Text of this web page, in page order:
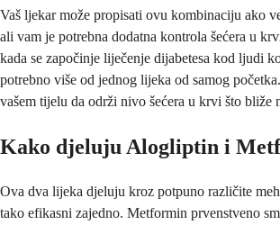
Vaš ljekar može propisati ovu kombinaciju ako
ali vam je potrebna dodatna kontrola šećera u
kada se započinje liječenje dijabetesa kod ljudi
potrebno više od jednog lijeka od samog
vašem tijelu da održi nivo šećera u krvi što bliže
Kako djeluju Alogliptin i
Ova dva lijeka djeluju kroz potpuno različite
tako efikasni zajedno. Metformin prvenstveno